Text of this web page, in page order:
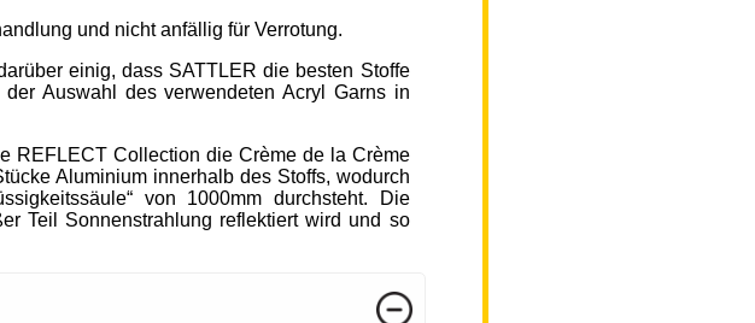
und nicht anfällig für Verrotung.
einig, dass SATTLER die besten Stoffe
Auswahl des verwendeten Acryl Garns in
REFLECT Collection die Crème de la Crème
Aluminium innerhalb des Stoffs, wodurch
von 1000mm durchsteht. Die
Teil Sonnenstrahlung reflektiert wird und so